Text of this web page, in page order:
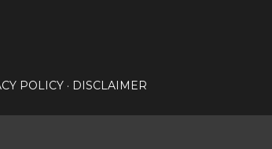
POLICY DISCLAIMER